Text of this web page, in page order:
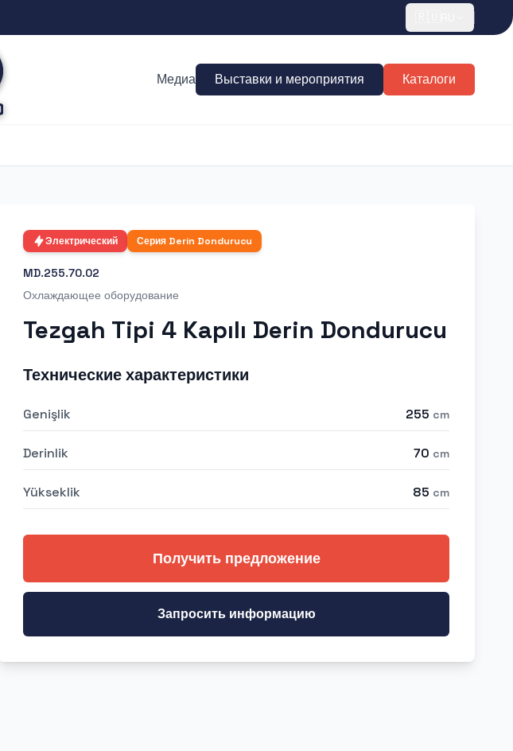
Медиа Выставки и мероприятия Каталоги
Электрический Серия Derin Dondurucu
MD.255.70.02
Охлаждающее оборудование
Tezgah Tipi 4 Kapılı Derin Dondurucu
Технические характеристики
Genişlik 255 cm
Derinlik 70 cm
Yükseklik 85 cm
Получить предложение
Запросить информацию